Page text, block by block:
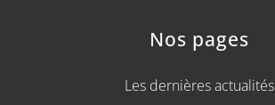
Nos pages
Les dernières actualités